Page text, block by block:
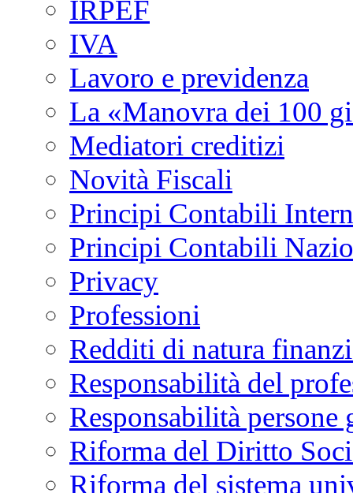
IRPEF
IVA
Lavoro e previdenza
La «Manovra dei 100
Mediatori creditizi
Novità Fiscali
Principi Contabili
Principi Contabili
Privacy
Professioni
Redditi di natura
Responsabilità del
Responsabilità persone
Riforma del Diritto
Riforma del sistema